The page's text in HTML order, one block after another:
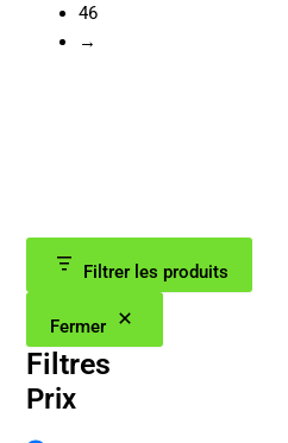
Filtrer les produits
Fermer
Filtres
Prix
46
→